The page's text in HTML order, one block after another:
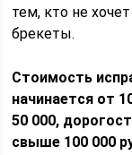
тем, кто не
брекеты.
Стоимость
начинается от
50 000,
свыше 100 000